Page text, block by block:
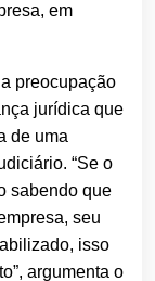
em
preocupação
jurídica que
de uma
“Se o
sabendo que
seu
isso
argumenta o